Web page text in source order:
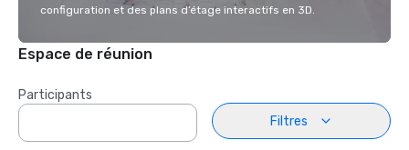
configuration et des plans d’étage interactifs en 3D.
Espace de réunion
Participants
Filtres